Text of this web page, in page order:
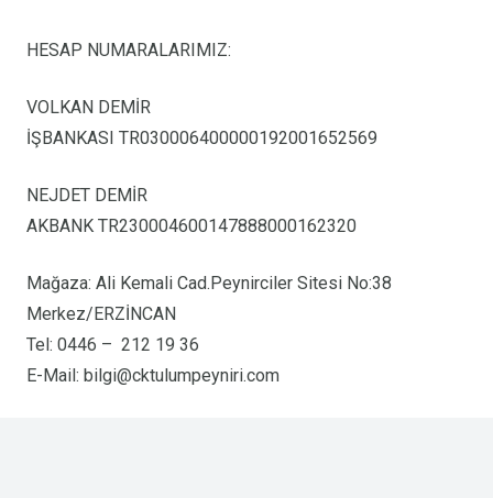
HESAP NUMARALARIMIZ:
VOLKAN DEMİR
İŞBANKASI TR030006400000192001652569
NEJDET DEMİR
AKBANK TR230004600147888000162320
Mağaza: Ali Kemali Cad.Peynirciler Sitesi No:38
Merkez/ERZİNCAN
Tel: 0446 – 212 19 36
E-Mail: bilgi@cktulumpeyniri.com